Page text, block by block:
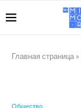
Главная страница »
Общество